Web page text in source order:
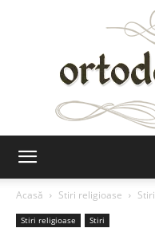
Acasă
Stiri religioase Stiri
Stiri religioase Stiri